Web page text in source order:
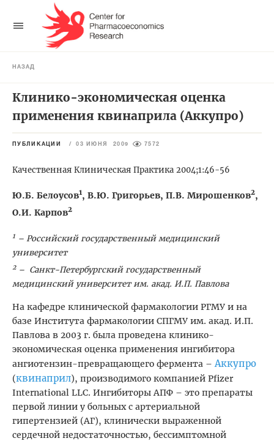
НАЗАД
Клинико-экономическая оценка
применения квинаприла (Аккупро)
ПУБЛИКАЦИИ / 03 ИЮНЯ 2009 7572
Качественная Клиническая Практика 2004;1:46-56
Ю.Б. Белоусов1, В.Ю. Григорьев, П.В. Мирошенков2,
О.И. Карпов2
1 – Российский государственный медицинский
университет
2– Санкт-Петербургский государственный
медицинский университет им. акад. И.П. Павлова
На кафедре клинической фармакологии РГМУ и на
базе Института фармакологии СПГМУ им. акад. И.П.
Павлова в 2003 г. была проведена клинико-
экономическая оценка применения ингибитора
ангиотензин-превращающего фермента –Аккупро
(квинаприл), производимого компанией Pfizer
International LLC. Ингибиторы АПФ – это препараты
первой линии у больных с артериальной
гипертензией (АГ), клинически выраженной
сердечной недостаточностью, бессимптомной